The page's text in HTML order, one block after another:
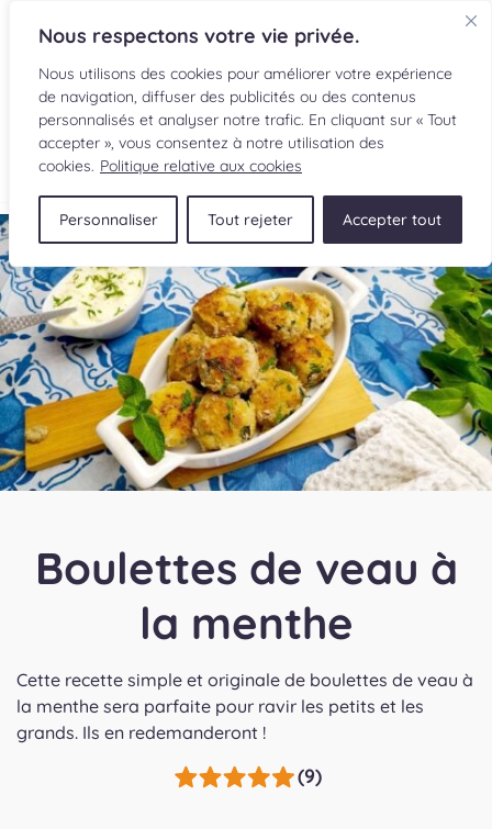
Nous respectons votre vie privée.
Nous utilisons des cookies pour améliorer votre expérience
de navigation, diffuser des publicités ou des contenus
personnalisés et analyser notre trafic. En cliquant sur « Tout
accepter », vous consentez à notre utilisation des
cookies. Politique relative aux cookies
Personnaliser Tout rejeter Accepter tout
EN
RECETTES
INGRÉDIENTS
LECTURES CULINAIRES
SOUMETTRE UNE RECETTE
BOUTIQUE
Boulettes de veau à
la menthe
Cette recette simple et originale de boulettes de veau à
la menthe sera parfaite pour ravir les petits et les
grands. Ils en redemanderont !
(9)